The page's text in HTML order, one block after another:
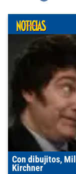
Con dibujitos,
Kirchner